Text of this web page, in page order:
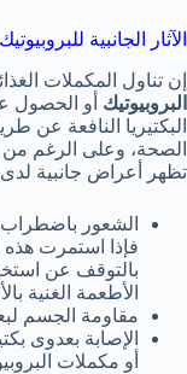
الآثار الجانبية للبروبيوتيك
إن تناول المكملات
البروبيوتيك أو الحصول
البكتيريا النافعة عن
الصحة، وعلى الرغم من
تظهر أعراض جانبية
الشعور باضطراب
فإذا استمرت هذه
بالتوقف عن
الأطعمة الغنية
مقاومة الجسم
الإصابة بعدوى
أو مكملات